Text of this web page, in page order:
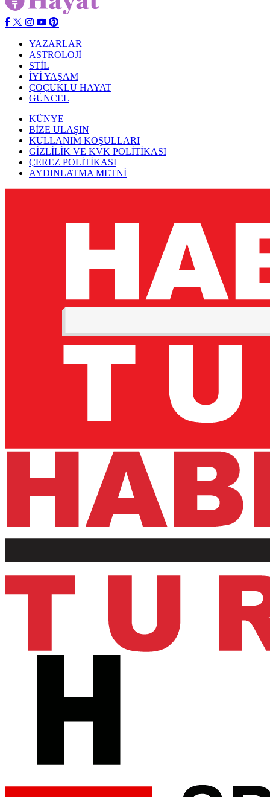
YAZARLAR
ASTROLOJİ
STİL
İYİ YAŞAM
ÇOÇUKLU HAYAT
GÜNCEL
KÜNYE
BİZE ULAŞIN
KULLANIM KOŞULLARI
GİZLİLİK VE KVK POLİTİKASI
ÇEREZ POLİTİKASI
AYDINLATMA METNİ